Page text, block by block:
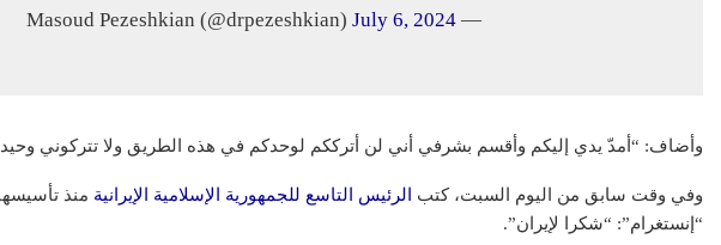
— Masoud Pezeshkian (@drpezeshkian)
July 6, 2024
وأضاف: “أمدّ يدي إليكم وأقسم بشرفي أني لن أترككم لوحدكم في هذه الطريق ولا تتركوني
وفي وقت سابق من اليوم السبت، كتب الرئيس التاسع للجمهورية الإسلامية الإيرانية منذ
“إنستغرام”: “شكرا لإيران”.